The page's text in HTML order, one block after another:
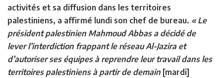
activités et sa diffusion dans les territoires
palestiniens, a affirmé lundi son chef de bureau. « Le
président palestinien Mahmoud Abbas a décidé de
lever l’interdiction frappant le réseau Al-Jazira et
d’autoriser ses équipes à reprendre leur travail dans les
territoires palestiniens à partir de demain [mardi]